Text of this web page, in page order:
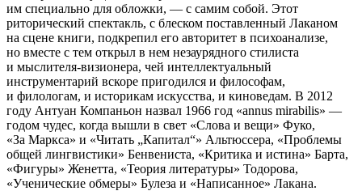
им специально для обложки, — с самим собой. Этот
риторический спектакль, с блеском поставленный Лаканом
на сцене книги, подкрепил его авторитет в психоанализе,
но вместе с тем открыл в нем незаурядного стилиста
и мыслителя-визионера, чей интеллектуальный
инструментарий вскоре пригодился и философам,
и филологам, и историкам искусства, и киноведам. В 2012
году Антуан Компаньон назвал 1966 год «annus mirabilis» —
годом чудес, когда вышли в свет «Слова и вещи» Фуко,
«За Маркса» и «Читать „Капитал“» Альтюссера, «Проблемы
общей лингвистики» Бенвениста, «Критика и истина» Барта,
«Фигуры» Женетта, «Теория литературы» Тодорова,
«Ученические обмеры» Булеза и «Написанное» Лакана.